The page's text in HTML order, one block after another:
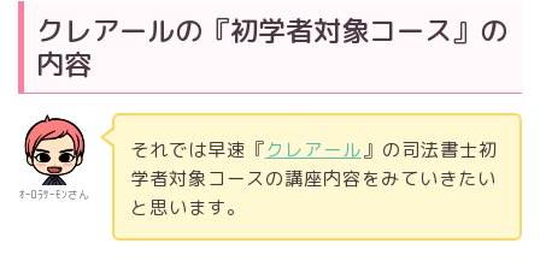
クレアールの『初学者対象コース』の
内容
ｵｰﾛﾗｻｰﾓﾝさん
それでは早速『クレアール』の司法書士初
学者対象コースの講座内容をみていきたい
と思います。